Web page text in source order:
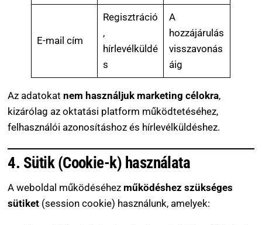
E-mail cím
Regisztráció
,
hírlevélküldé
s
A
hozzájárulás
visszavonás
áig
Az adatokatnem használjuk marketing célokra,
kizárólag az oktatási platform működtetéséhez,
felhasználói azonosításhoz és hírlevélküldéshez.
4. Sütik (Cookie-k) használata
A weboldal működéséhez működéshez szükséges
sütiket (session cookie) használunk, amelyek: